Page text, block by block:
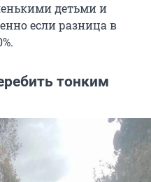
детьми и
если разница в
тонким